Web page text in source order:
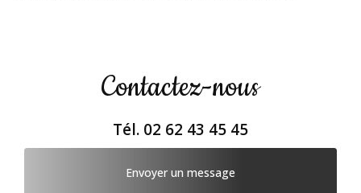
Contactez-nous
Tél. 02 62 43 45 45
Envoyer un message